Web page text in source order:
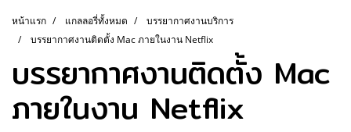
หน้าแรก แกลลอรี่ทั้งหมด
บรรยากาศงานบริการ
บรรยากาศงานติดตั้ง Mac ภายในงาน Netflix
บรรยากาศงานติดตั้ง Mac
ภายในงาน Netflix